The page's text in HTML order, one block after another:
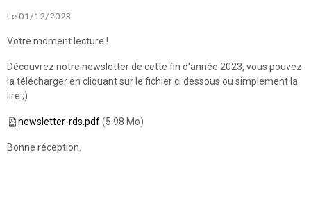
Le 01/12/2023
Votre moment lecture !
Découvrez notre newsletter de cette fin d'année 2023, vous pouvez
la télécharger en cliquant sur le fichier ci dessous ou simplement la
lire ;)
newsletter-rds.pdf(5.98 Mo)
Bonne réception.